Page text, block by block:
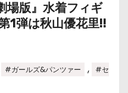
版』水着フィギ
1弾は秋山優花里!!
#ガールズ&パンツァー ,
#セ